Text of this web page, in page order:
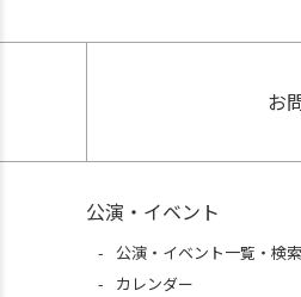
お
公演・イベント
公演・イベント一覧・検索
カレンダー